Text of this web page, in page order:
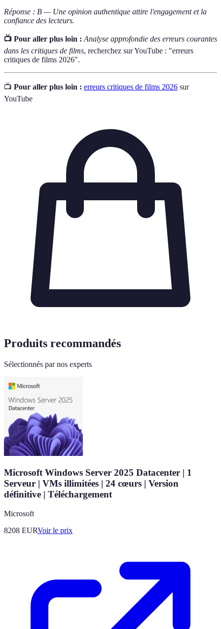
Réponse : B — Une opinion authentique attire l'engagement et la
confiance des lecteurs.
📺 Pour aller plus loin : Analyse approfondie des erreurs courantes
dans les critiques de films, recherchez sur YouTube : "erreurs
critiques de films 2026".
📺 Pour aller plus loin : erreurs critiques de films 2026 sur
YouTube
Produits recommandés
Sélectionnés par nos experts
Microsoft Windows Server 2025 Datacenter | 1
Serveur | VMs illimitées | 24 cœurs | Version
définitive | Téléchargement
Microsoft
8208 EURVoir le prix